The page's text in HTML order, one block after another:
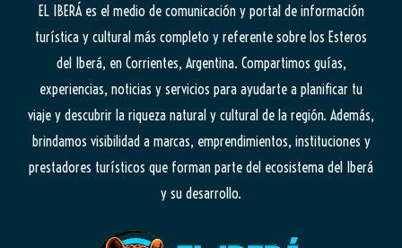
EL IBERÁes el medio de comunicación y portal de información
turística y cultural más completo y referente sobre los Esteros
del Iberá, en Corrientes, Argentina. Compartimos guías,
experiencias, noticias y servicios para ayudarte a planificar tu
viaje y descubrir la riqueza natural y cultural de la región. Además,
brindamos visibilidad a marcas, emprendimientos, instituciones y
prestadores turísticos que forman parte del ecosistema del Iberá
y su desarrollo.